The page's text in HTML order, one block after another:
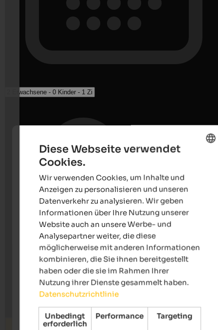
GERMAN
Diese Webseite verwendet
Cookies.
Wir verwenden Cookies, um Inhalte und
Anzeigen zu personalisieren und unseren
Datenverkehr zu analysieren. Wir geben
Informationen über Ihre Nutzung unserer
Website auch an unsere Werbe- und
Analysepartner weiter, die diese
möglicherweise mit anderen Informationen
kombinieren, die Sie ihnen bereitgestellt
haben oder die sie im Rahmen Ihrer
Nutzung ihrer Dienste gesammelt haben.
Datenschutzrichtlinie
Unbedingt
erforderlich
Performance Targeting